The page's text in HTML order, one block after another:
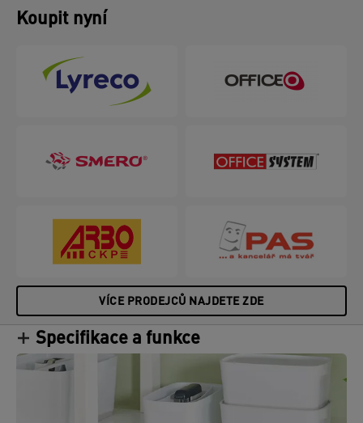
časopisy nebo potraviny. Modulární systém pro
optimální řešení ukládání nebo archivace.
Koupit nyní
VÍCE PRODEJCŮ NAJDETE ZDE
Specifikace a funkce